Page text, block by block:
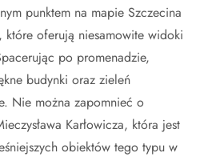
punktem na mapie Szczecina
które oferują niesamowite widoki
po promenadzie,
budynki oraz zieleń
Nie można zapomnieć o
Karłowicza, która jest
obiektów tego typu w